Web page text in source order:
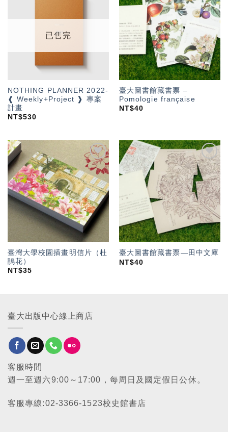
望輕
已售完
NOTHING PLANNER 2022-
❰ Weekly+Project ❱ 專案
計畫
NT$530
加入
「願
望輕
單」
臺大圖書館藏書票 –
Pomologie française
NT$40
加入
「願
望輕
單」
臺灣大學校園插畫明信片（杜
鵑花）
NT$35
加入
「願
望輕
單」
臺大圖書館藏書票—田中文庫
NT$40
臺大出版中心線上商店
客服時間
週一至週六9:00～17:00，每周日及國定假日公休。
客服專線:02-3366-1523校史館書店